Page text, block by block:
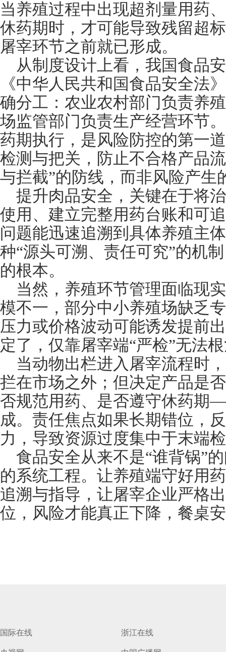
当养殖过程中出现超剂量用药
休药期时，才可能导致残留超
屠宰环节之前就已形成。
从制度设计上看，我国食品
《中华人民共和国食品安全法
确分工：农业农村部门负责养
场监管部门负责生产经营环节
药期执行，是风险防控的第一
检测与把关，防止不合格产品
与拦截”的防线，而非风险产生
提升肉品安全，关键在于将
使用、建立完整用药台账和可
问题能迅速追溯到具体养殖主
种“源头可溯、责任可究”的机
的根本。
当然，养殖环节管理面临现
模不一，部分中小养殖场缺乏
压力或价格波动可能诱发提前
定了，仅靠屠宰端“严检”无法
当动物出栏进入屠宰流程时
拦在市场之外；但决定产品是
否规范用药、是否遵守休药期
成。责任焦点如果长期错位，
力，导致资源过度集中于末端
食品安全从来不是“谁背锅”
的系统工程。让养殖端守好用
追溯与指导，让屠宰企业严格
位，风险才能真正下降，餐桌
国际在线 浙江在线